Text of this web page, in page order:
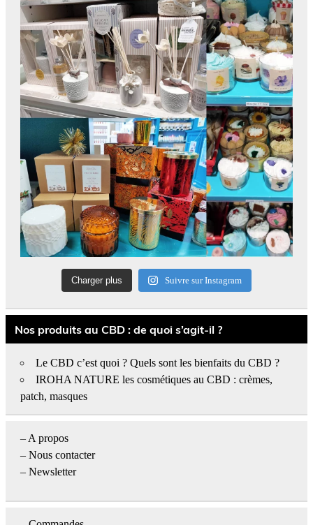
Charger plus Suivre sur Instagram
Nos produits au CBD : de quoi s’agit-il ?
Le CBD c’est quoi ? Quels sont les bienfaits du CBD ?
IROHA NATURE les cosmétiques au CBD : crèmes,
patch, masques
– A propos
– Nous contacter
– Newsletter